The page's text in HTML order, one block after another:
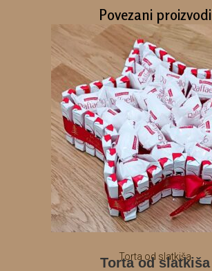
Povezani proizvodi
Torta od slatkiša
Torta od slatkiša